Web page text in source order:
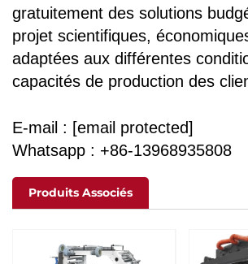
gratuitement des solutions
projet scientifiques,
adaptées aux différentes
capacités de production des
E-mail : [email protected]
Whatsapp : +86-13968935808
Produits Associés